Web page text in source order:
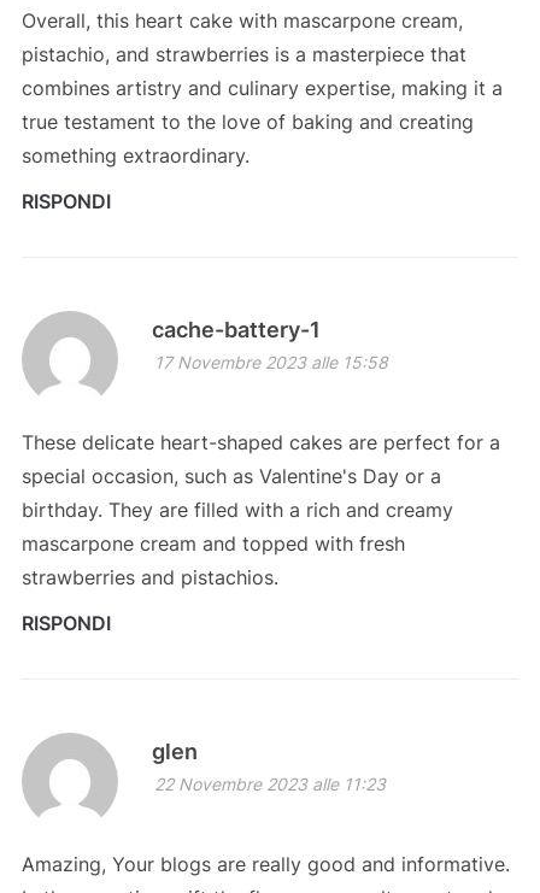
Overall, this heart cake with mascarpone cream,
pistachio, and strawberries is a masterpiece that
combines artistry and culinary expertise, making it a
true testament to the love of baking and creating
something extraordinary.
RISPONDI
cache-battery-1
17 Novembre 2023 alle 15:58
These delicate heart-shaped cakes are perfect for a
special occasion, such as Valentine's Day or a
birthday. They are filled with a rich and creamy
mascarpone cream and topped with fresh
strawberries and pistachios.
RISPONDI
glen
22 Novembre 2023 alle 11:23
Amazing, Your blogs are really good and informative.